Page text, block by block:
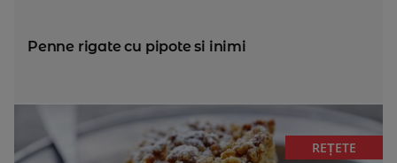
Penne rigate cu pipote si inimi
REȚETE